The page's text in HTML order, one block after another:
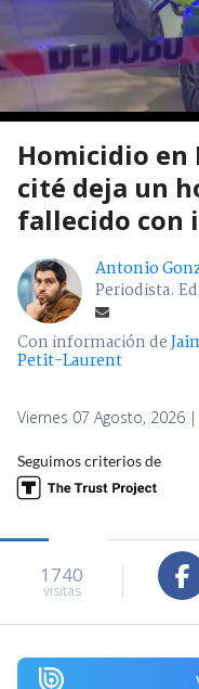
Homicidio en
cité deja un
fallecido con
Antonio
Periodista.
Con información de
Petit-Laurent
Viernes 07 Agosto, 2026
Seguimos criterios de
1740
visitas